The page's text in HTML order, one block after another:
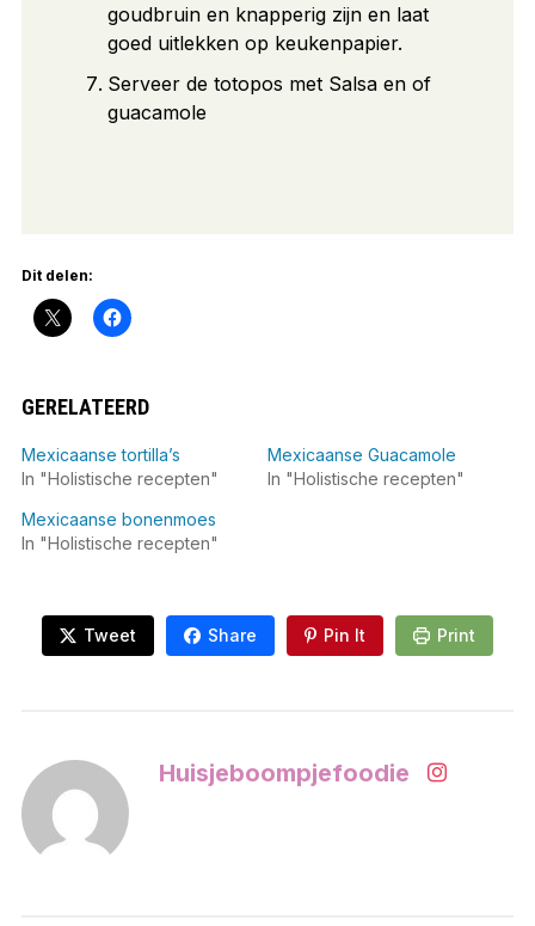
goudbruin en knapperig zijn en laat
goed uitlekken op keukenpapier.
Serveer de totopos met Salsa en of
guacamole
Dit delen:
GERELATEERD
Mexicaanse tortilla’s
In "Holistische recepten"
Mexicaanse Guacamole
In "Holistische recepten"
Mexicaanse bonenmoes
In "Holistische recepten"
Tweet Share Pin It Print
Huisjeboompjefoodie